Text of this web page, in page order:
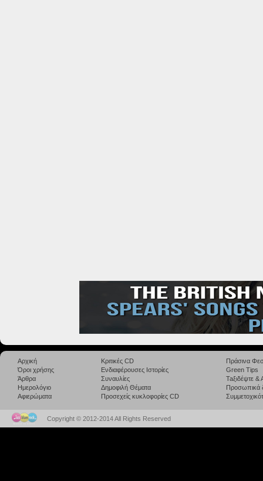
Αρχική
Όροι χρήσης
Άρθρα
Ημερολόγιο
Αφιερώματα
Κριτικές CD
Ενδιαφέρουσες Ιστορίες
Συναυλίες
Δημοφιλή Θέματα
Προσεχείς κυκλοφορίες CD
Πράσινα
Green Tips
Taξιδέψτε
Προσωπικά
Copyright © 2012-2014 All Rights Reserved